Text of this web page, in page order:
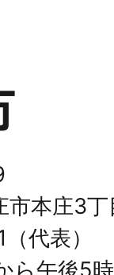
本庄3丁
代表）